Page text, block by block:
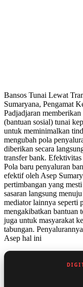
Bansos Tunai Lewat
Sumaryana, Pengamat
Padjadjaran
(bantuan sosial) tunai
untuk meminimalkan
mengubah pola
diberikan secara
transfer bank.
Pola baru penyaluran
efektif oleh Asep
pertimbangan yang
sasaran langsung
mediator lainnya seperti
mengakibatkan bantuan
juga untuk masyarakat
tabungan.
Asep hal ini